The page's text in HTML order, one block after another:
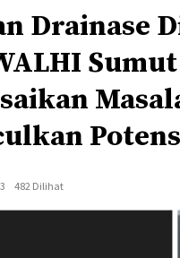
Drainase
482 Dilihat